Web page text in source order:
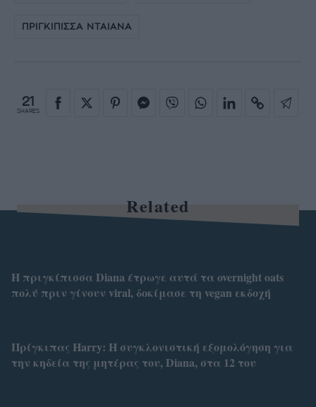
ΠΡΙΓΚΙΠΙΣΣΑ ΝΤΑΙΑΝΑ
21
SHARES
Related
H πριγκίπισσα Diana έτρωγε αυτά τα overnight oats
πολύ πριν γίνουν viral, δοκίμασε τη vegan εκδοχή
Πρίγκιπας Harry: Η συγκλονιστική εξομολόγηση για
την κηδεία της μητέρας του, Diana, στα 12 του